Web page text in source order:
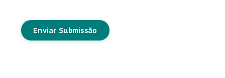
Enviar Submissão